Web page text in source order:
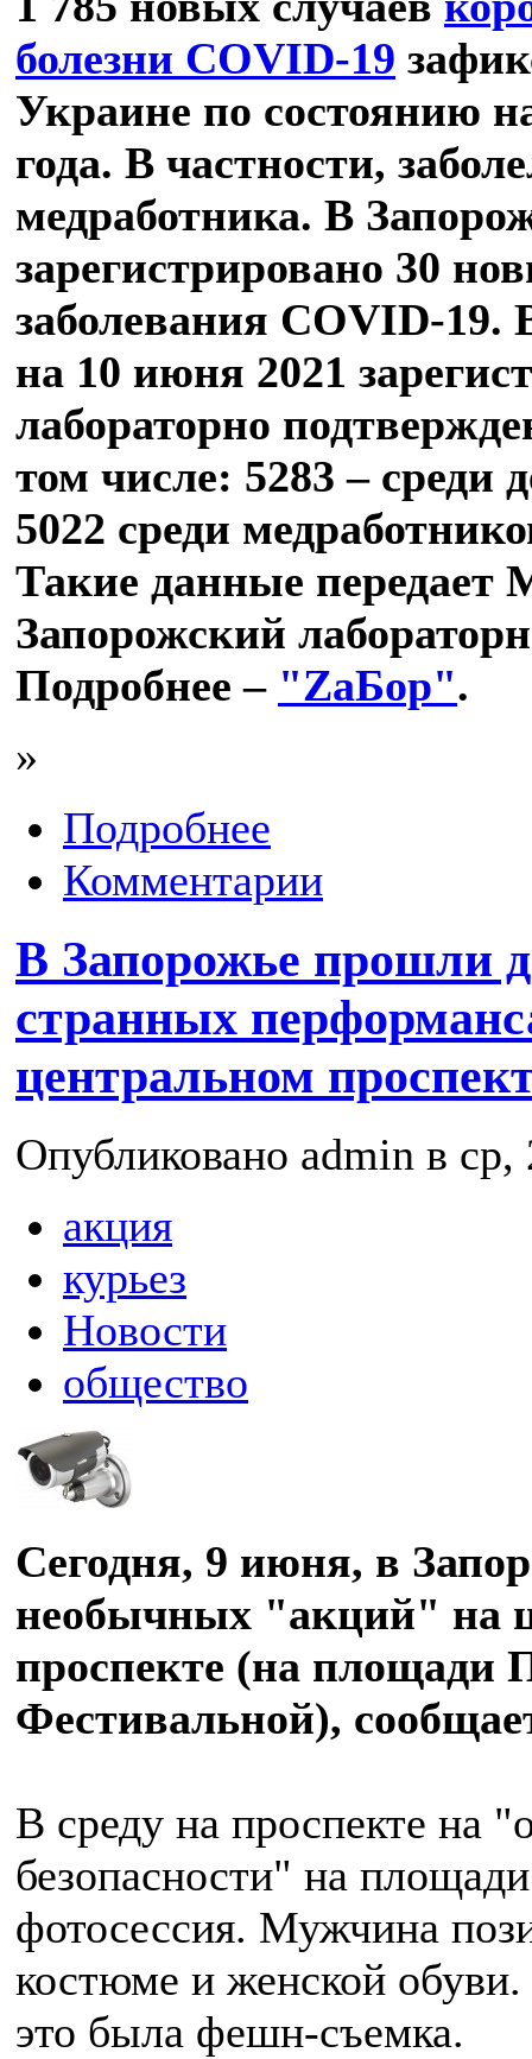
болезни COVID-19
Украине по состоянию
года. В частности,
медработника. В
зарегистрировано 30
заболевания COVID-19.
на 10 июня 2021
лабораторно
том числе: 5283 – среди
5022 среди
Такие данные передает
Запорожский
Подробнее – "ZаБор".
»
Подробнее
Комментарии
В Запорожье прошли
странных
центральном
Опубликовано admin в
акция
курьез
Новости
общество
Сегодня, 9 июня, в
необычных "акций" на
проспекте (на площади
Фестивальной),
В среду на проспекте на
безопасности" на
фотосессия. Мужчина
костюме и женской
это была фешн-съемка.